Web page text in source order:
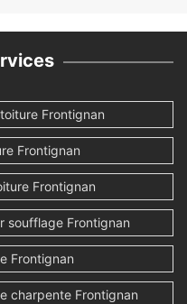
Frontignan
Frontignan
Frontignan
soufflage Frontignan
Frontignan
charpente Frontignan